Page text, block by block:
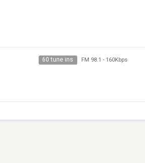
60 tune ins FM 98.1 - 160Kbps